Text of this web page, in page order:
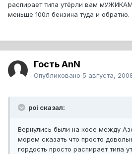
распирает типа утёрли вам мУЖИКАМ
меньше 100л бензина туда и обратно.
Гость AnN
Опубликовано 5 августа,
poi сказал:
Вернулись были на косе между
морем сказать что просто
гордость просто распирает